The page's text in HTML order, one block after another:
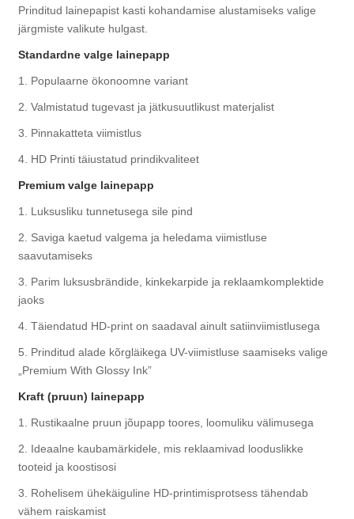
Prinditud lainepapist kasti kohandamise alustamiseks valige
järgmiste valikute hulgast.
Standardne valge lainepapp
1. Populaarne ökonoomne variant
2. Valmistatud tugevast ja jätkusuutlikust materjalist
3. Pinnakatteta viimistlus
4. HD Printi täiustatud prindikvaliteet
Premium valge lainepapp
1. Luksusliku tunnetusega sile pind
2. Saviga kaetud valgema ja heledama viimistluse
saavutamiseks
3. Parim luksusbrändide, kinkekarpide ja reklaamkomplektide
jaoks
4. Täiendatud HD-print on saadaval ainult satiinviimistlusega
5. Prinditud alade kõrgläikega UV-viimistluse saamiseks valige
„Premium With Glossy Ink”
Kraft (pruun) lainepapp
1. Rustikaalne pruun jõupapp toores, loomuliku välimusega
2. Ideaalne kaubamärkidele, mis reklaamivad looduslikke
tooteid ja koostisosi
3. Rohelisem ühekäiguline HD-printimisprotsess tähendab
vähem raiskamist